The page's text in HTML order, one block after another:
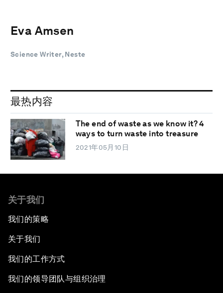
Eva Amsen
Science Writer, Neste
最热内容
The end of waste as we know it? 4
ways to turn waste into treasure
2021年05月10日
关于我们
我们的策略
关于我们
我们的工作方式
我们的领导团队与组织治理